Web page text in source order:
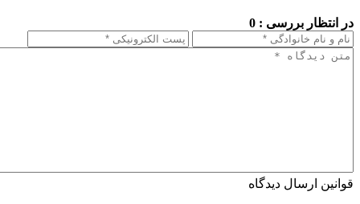
در انتظار بررسی : 0
قوانین ارسال دیدگاه